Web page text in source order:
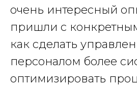
очень интересный
пришли с
как сделать
персоналом более
оптимизировать